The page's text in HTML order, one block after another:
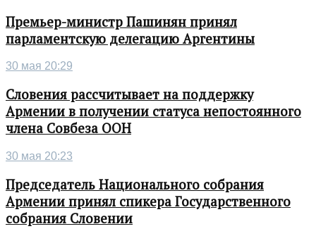
Премьер-министр Пашинян принял
парламентскую делегацию Аргентины
30 мая 20:29
Словения рассчитывает на поддержку
Армении в получении статуса непостоянного
члена Совбеза ООН
30 мая 20:23
Председатель Национального собрания
Армении принял спикера Государственного
собрания Словении